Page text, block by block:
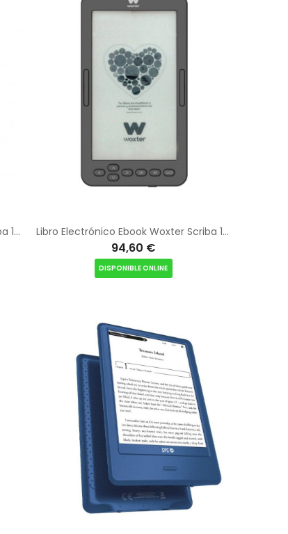
Libro Electrónico Ebook Woxter Scriba 195/ 6"/ Tinta Electrónica/ Rojo Libro Electrónico Ebook Woxter Scriba 195 S/ 4.7"/ Tinta Electrónica/ Negro
94,60 €
DISPONIBLE ONLINE